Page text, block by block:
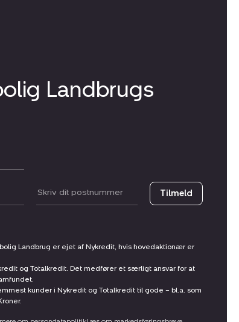
Landbrugs
Postnummer Tilmeld
Landbrug er ejet af Nykredit, hvis hovedaktionær er
og Totalkredit. Det medfører et særligt ansvar for at
kunder i Nykredit og Totalkredit til gode – bl.a. som